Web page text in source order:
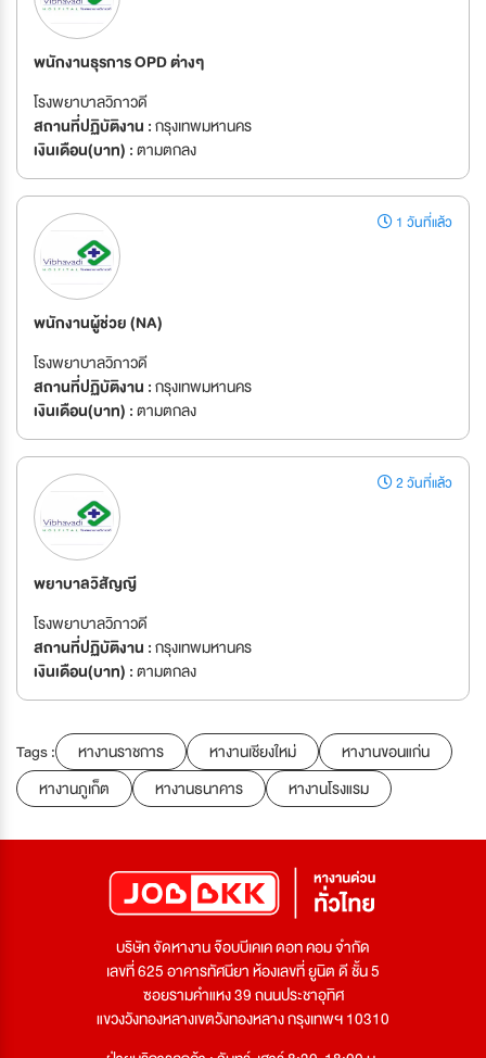
พนักงานธุรการ OPD ต่างๆ
โรงพยาบาลวิภาวดี
สถานที่ปฏิบัติงาน :กรุงเทพมหานคร
เงินเดือน(บาท) :ตามตกลง
1 วันที่แล้ว
พนักงานผู้ช่วย (NA)
โรงพยาบาลวิภาวดี
สถานที่ปฏิบัติงาน :กรุงเทพมหานคร
เงินเดือน(บาท) :ตามตกลง
2 วันที่แล้ว
พยาบาลวิสัญญี
โรงพยาบาลวิภาวดี
สถานที่ปฏิบัติงาน :กรุงเทพมหานคร
เงินเดือน(บาท) :ตามตกลง
Tags : หางานราชการ หางานเชียงใหม่
หางานขอนแก่น
หางานภูเก็ต
หางานธนาคาร หางานโรงแรม
บริษัท จัดหางาน จ๊อบบีเคเค ดอท คอม จำกัด
เลขที่ 625 อาคารทัศนียา ห้องเลขที่ ยูนิต ดี ชั้น 5
ซอยรามคำแหง 39 ถนนประชาอุทิศ
แขวงวังทองหลางเขตวังทองหลาง กรุงเทพฯ 10310